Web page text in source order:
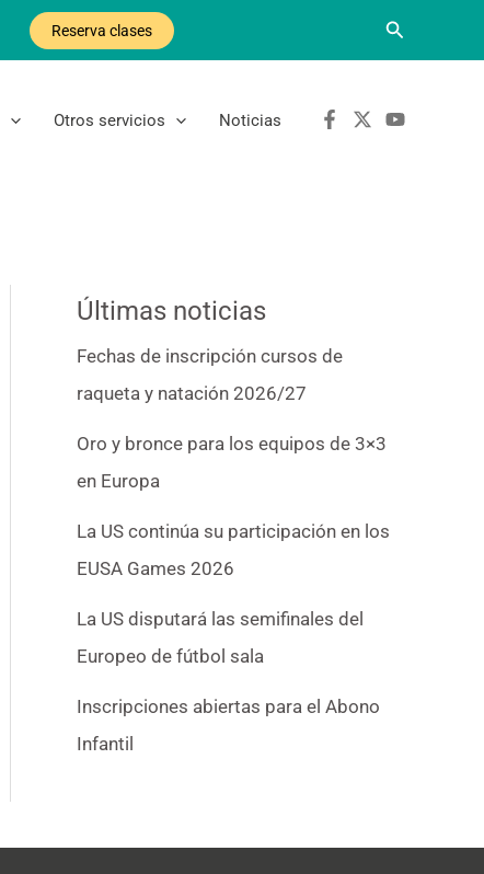
Reserva clases Buscar
Otros servicios Noticias
Últimas noticias
Fechas de inscripción cursos de
raqueta y natación 2026/27
Oro y bronce para los equipos de 3×3
en Europa
La US continúa su participación en los
EUSA Games 2026
La US disputará las semifinales del
Europeo de fútbol sala
Inscripciones abiertas para el Abono
Infantil